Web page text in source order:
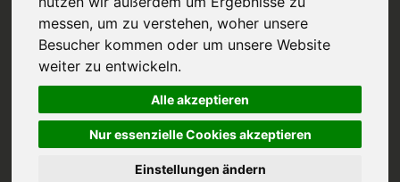
messen, um zu verstehen, woher unsere
Besucher kommen oder um unsere Website
weiter zu entwickeln.
Alle akzeptieren
Nur essenzielle Cookies akzeptieren
Einstellungen ändern
Rhön Sprudel Mineralbrunnen